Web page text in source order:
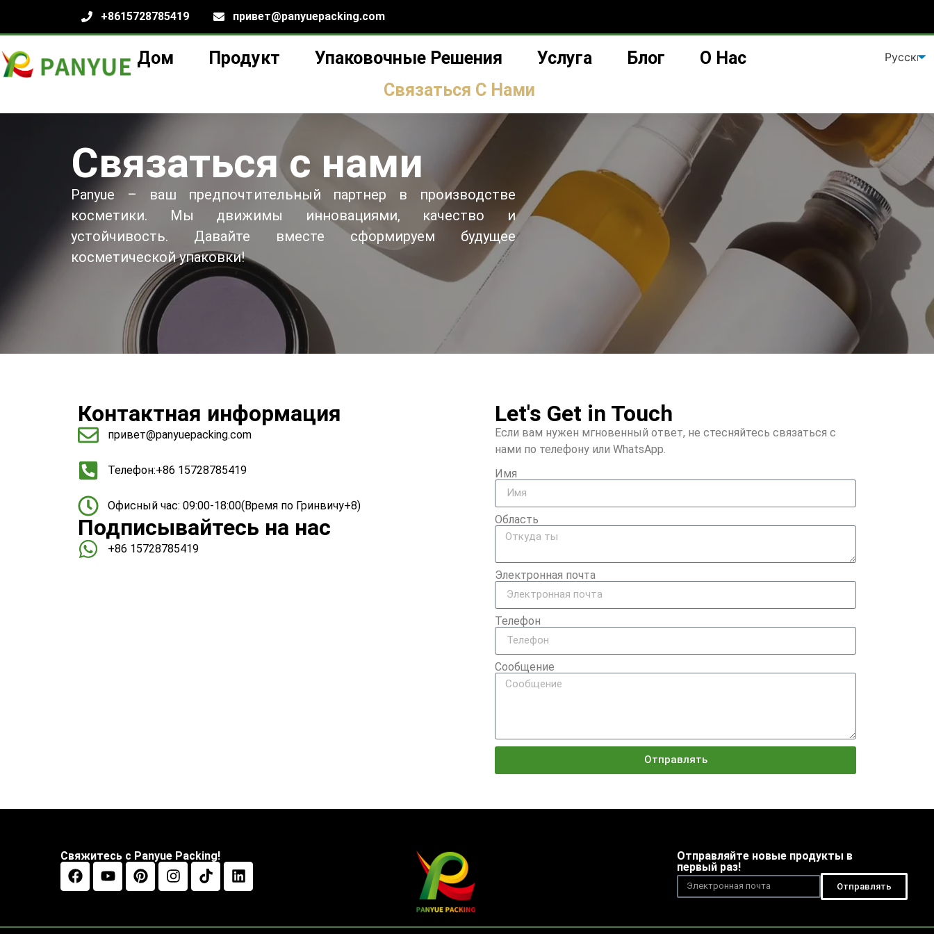
+8615728785419 привет@panyuepacking.com
Дом Продукт Упаковочные Решения Услуга Блог
О Нас
Связаться С Нами
Связаться с нами
Panyue – ваш предпочтительный партнер в производстве
косметики. Мы движимы инновациями, качество и
устойчивость. Давайте вместе сформируем будущее
косметической упаковки!
Контактная информация
привет@panyuepacking.com
Телефон:+86 15728785419
Офисный час: 09:00-18:00(Время по Гринвичу+8)
Подписывайтесь на нас
+86 15728785419
Let's Get in Touch
Если вам нужен мгновенный ответ, не стесняйтесь связаться с
нами по телефону или WhatsApp.
Имя
Область
Электронная почта
Телефон
Сообщение
Отправлять
Свяжитесь с Panyue Packing!
Отправляйте новые продукты в
первый раз!
Отправлять